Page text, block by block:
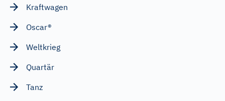
Kraftwagen
Oscar®
Weltkrieg
Quartär
Tanz